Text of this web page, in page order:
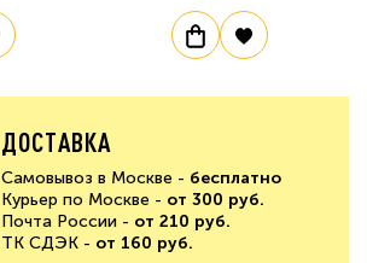
ДОСТАВКА
Самовывоз в Москве - бесплатно
Курьер по Москве - от 300 руб.
Почта России - от 210 руб.
ТК СДЭК - от 160 руб.